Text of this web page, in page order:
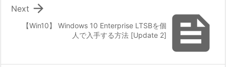

【Win10】 Windows 10 Enterprise LTSBを個
人で入手する方法 [Update 2]

Next